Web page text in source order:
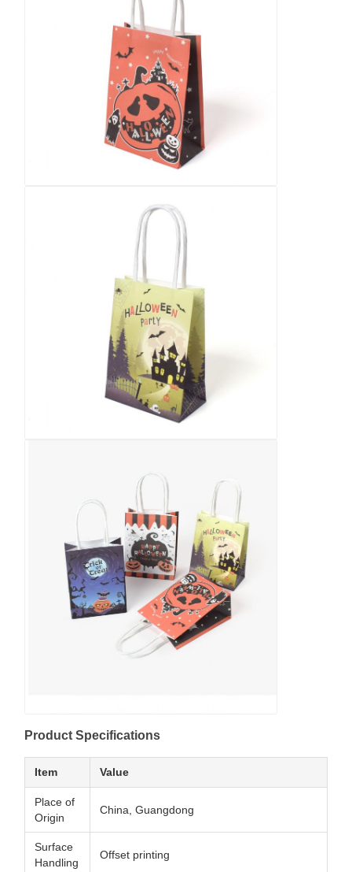
Product Specifications
Item Value
Place of
Origin
China, Guangdong
Surface
Handling
Offset printing